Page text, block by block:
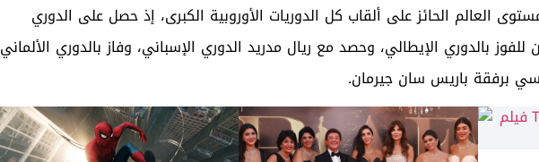
العالم الحائز على ألقاب كل الدوريات الأوروبية الكبرى، إذ حصل على الدوري
بالدوري الإيطالي، وحصد مع ريال مدريد الدوري الإسباني، وفاز بالدوري الألماني
برفقة باريس سان جيرمان.